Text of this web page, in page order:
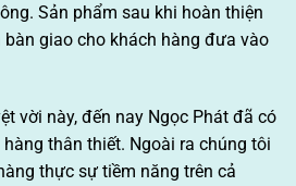
Sản phẩm sau khi hoàn thiện
giao cho khách hàng đưa vào
vời này, đến nay Ngọc Phát đã có
thân thiết. Ngoài ra chúng tôi
thực sự tiềm năng trên cả